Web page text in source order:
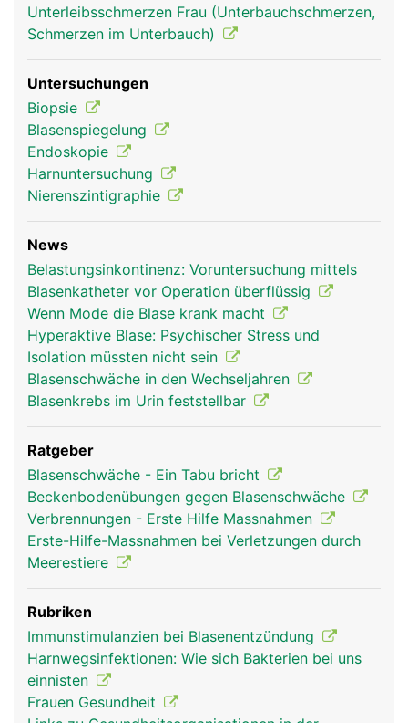
Unterleibsschmerzen Frau (Unterbauchschmerzen,
Schmerzen im Unterbauch)
Untersuchungen
Biopsie
Blasenspiegelung
Endoskopie
Harnuntersuchung
Nierenszintigraphie
News
Belastungsinkontinenz: Voruntersuchung mittels
Blasenkatheter vor Operation überflüssig
Wenn Mode die Blase krank macht
Hyperaktive Blase: Psychischer Stress und
Isolation müssten nicht sein
Blasenschwäche in den Wechseljahren
Blasenkrebs im Urin feststellbar
Ratgeber
Blasenschwäche - Ein Tabu bricht
Beckenbodenübungen gegen Blasenschwäche
Verbrennungen - Erste Hilfe Massnahmen
Erste-Hilfe-Massnahmen bei Verletzungen durch
Meerestiere
Rubriken
Immunstimulanzien bei Blasenentzündung
Harnwegsinfektionen: Wie sich Bakterien bei uns
einnisten
Frauen Gesundheit